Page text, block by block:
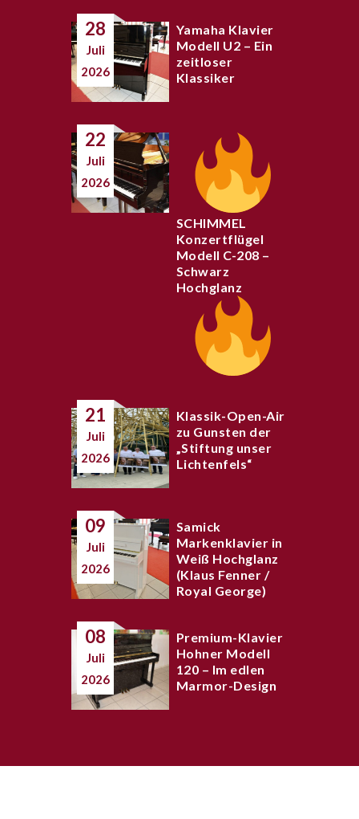
28
Juli
2026
Yamaha Klavier
Modell U2 – Ein
zeitloser
Klassiker
22
Juli
2026
SCHIMMEL
Konzertflügel
Modell C-208 –
Schwarz
Hochglanz
21
Juli
2026
Klassik-Open-Air
zu Gunsten der
„Stiftung unser
Lichtenfels“
09
Juli
2026
Samick
Markenklavier in
Weiß Hochglanz
(Klaus Fenner /
Royal George)
08
Juli
2026
Premium-Klavier
Hohner Modell
120 – Im edlen
Marmor-Design